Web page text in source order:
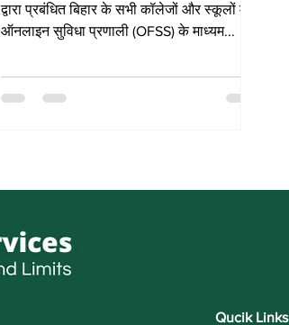
द्वारा प्रबंधित बिहार के सभी कॉलेजों और स्कूलों में
ऑनलाइन सुविधा प्रणाली (OFSS) के माध्यम...
Qucik Links